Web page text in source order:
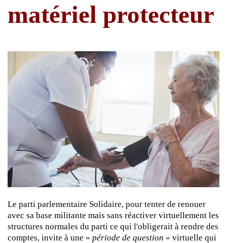
matériel protecteur
Le parti parlementaire Solidaire, pour tenter de renouer
avec sa base militante mais sans réactiver virtuellement les
structures normales du parti ce qui l'obligerait à rendre des
comptes, invite à une « période de question » virtuelle qui